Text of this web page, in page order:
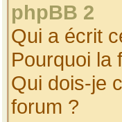
phpBB 2
Qui a écrit
Pourquoi la
Qui dois-je
forum ?